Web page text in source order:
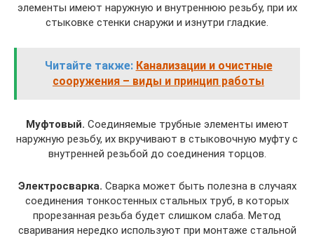
элементы имеют наружную и внутреннюю резьбу, при их
стыковке стенки снаружи и изнутри гладкие.
Читайте также: Канализации и очистные
сооружения – виды и принцип работы
Муфтовый. Соединяемые трубные элементы имеют
наружную резьбу, их вкручивают в стыковочную муфту с
внутренней резьбой до соединения торцов.
Электросварка. Сварка может быть полезна в случаях
соединения тонкостенных стальных труб, в которых
прорезанная резьба будет слишком слаба. Метод
сваривания нередко используют при монтаже стальной